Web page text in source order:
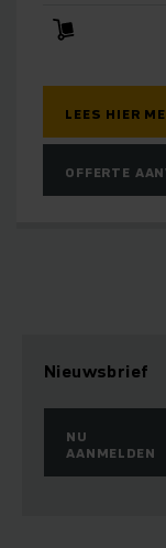
HIER MEER
AANVRAGEN
Nieuwsbrief
NU
AANMELDEN